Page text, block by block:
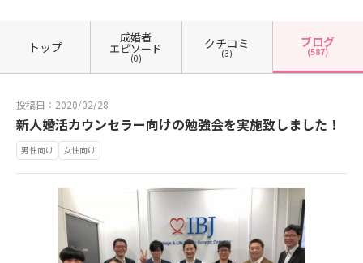
トップ
成婚者
エピソード
(0)
クチコミ
(3)
ブログ
(587)
投稿日：2020/02/28
新人婚活カウンセラー向けの勉強会を実施致しました！
男性向け 女性向け